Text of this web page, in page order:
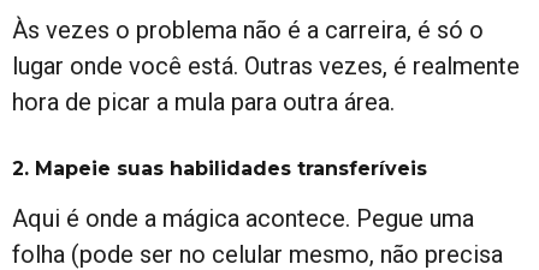
Às vezes o problema não é a carreira, é só o
lugar onde você está. Outras vezes, é realmente
hora de picar a mula para outra área.
2. Mapeie suas habilidades transferíveis
Aqui é onde a mágica acontece. Pegue uma
folha (pode ser no celular mesmo, não precisa